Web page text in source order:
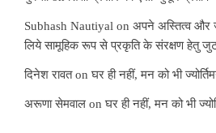
Subhash Nautiyal on अपने अस्तित्व और
लिये सामूहिक रूप से प्रकृति के संरक्षण हेतु
दिनेश रावतonघर ही नहीं, मन को भी
अरूणा सेमवाल onघर ही नहीं, मन को भी